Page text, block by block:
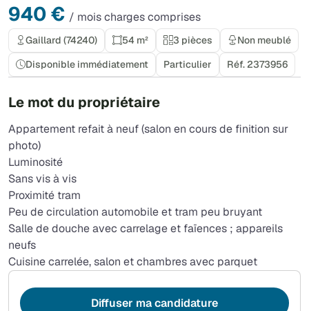
940 € / mois charges comprises
Gaillard (74240) 54 m² 3 pièces
Non meublé
Disponible immédiatement
Particulier Réf. 2373956
Le mot du propriétaire
Appartement refait à neuf (salon en cours de finition sur
photo)
Luminosité
Sans vis à vis
Proximité tram
Peu de circulation automobile et tram peu bruyant
Salle de douche avec carrelage et faïences ; appareils
neufs
Cuisine carrelée, salon et chambres avec parquet
Diffuser ma candidature